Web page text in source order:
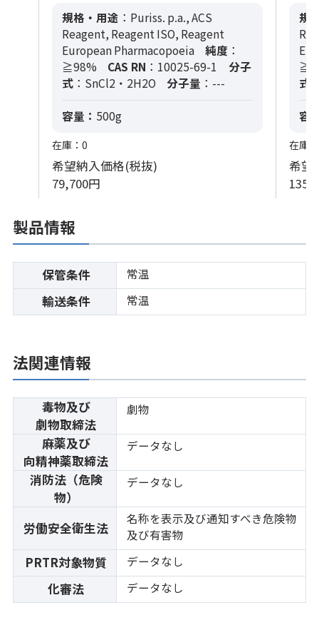
規格・用途 ：Puriss. p.a., ACS
Reagent, Reagent ISO, Reagent
European Pharmacopoeia
純度 ：
≧98%
CAS RN ：10025-69-1
分子
式：SnCl2・2H2O 分子量 ：---
容量： 500g
在庫：0
希望納入価格(税抜)
79,700円
規
式
容
在庫
希望
製品情報
保管条件 常温
輸送条件 常温
法関連情報
毒物及び
劇物取締法
劇物
麻薬及び
向精神薬取締法
データなし
消防法（危険
物）
データなし
労働安全衛生法
名称を表示及び通知すべき危険物
及び有害物
PRTR対象物質 データなし
化審法 データなし